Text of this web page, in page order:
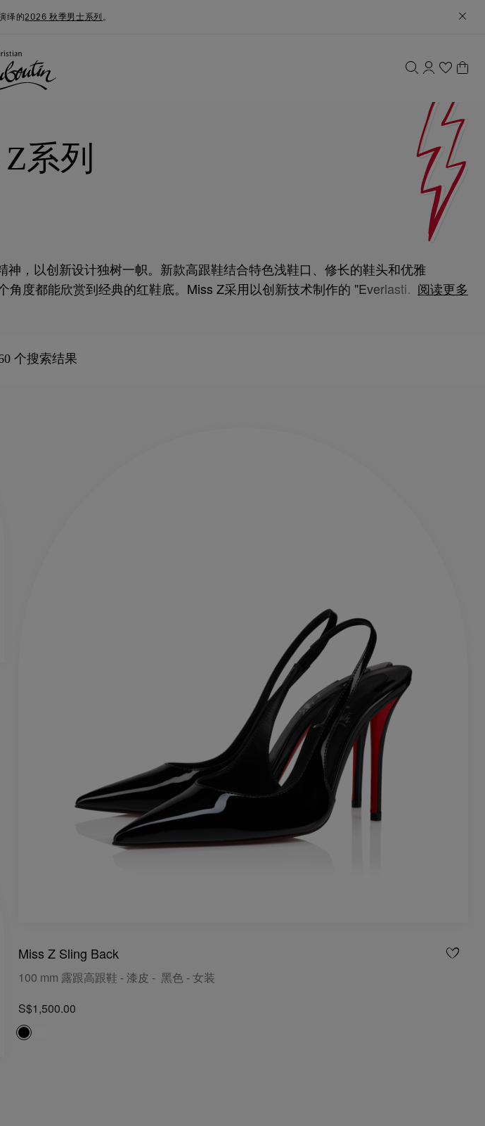
绎的2026 秋季男士系列 。
时尚约誓
最新消息
系列
，以创新设计独树一帜。新款高跟鞋结合特色浅鞋口、修长的鞋头和优雅
度都能欣赏到经典的红鞋底。Miss Z采用以创新技术制作的 "Everlasting阅读更多
个搜索结果
Miss Z Sling Back
100 mm 露跟高跟鞋 - 漆皮 - 黑色 - 女装
S$1,500.00